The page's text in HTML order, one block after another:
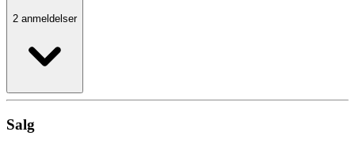
2 anmeldelser
Salg